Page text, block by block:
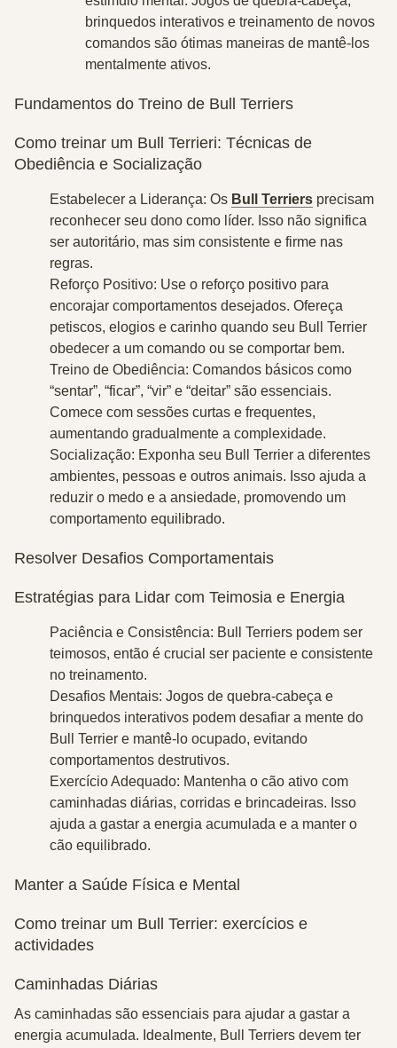
brinquedos interativos e treinamento de novos
comandos são ótimas maneiras de mantê-los
mentalmente ativos.
Fundamentos do Treino de Bull Terriers
Como treinar um Bull Terrieri: Técnicas de
Obediência e Socialização
Estabelecer a Liderança: Os Bull Terriers precisam
reconhecer seu dono como líder. Isso não significa
ser autoritário, mas sim consistente e firme nas
regras.
Reforço Positivo: Use o reforço positivo para
encorajar comportamentos desejados. Ofereça
petiscos, elogios e carinho quando seu Bull Terrier
obedecer a um comando ou se comportar bem.
Treino de Obediência: Comandos básicos como
“sentar”, “ficar”, “vir” e “deitar” são essenciais.
Comece com sessões curtas e frequentes,
aumentando gradualmente a complexidade.
Socialização: Exponha seu Bull Terrier a diferentes
ambientes, pessoas e outros animais. Isso ajuda a
reduzir o medo e a ansiedade, promovendo um
comportamento equilibrado.
Resolver Desafios Comportamentais
Estratégias para Lidar com Teimosia e Energia
Paciência e Consistência: Bull Terriers podem ser
teimosos, então é crucial ser paciente e consistente
no treinamento.
Desafios Mentais: Jogos de quebra-cabeça e
brinquedos interativos podem desafiar a mente do
Bull Terrier e mantê-lo ocupado, evitando
comportamentos destrutivos.
Exercício Adequado: Mantenha o cão ativo com
caminhadas diárias, corridas e brincadeiras. Isso
ajuda a gastar a energia acumulada e a manter o
cão equilibrado.
Manter a Saúde Física e Mental
Como treinar um Bull Terrier: exercícios e
actividades
Caminhadas Diárias
As caminhadas são essenciais para ajudar a gastar a
energia acumulada. Idealmente, Bull Terriers devem ter